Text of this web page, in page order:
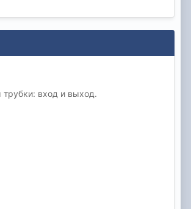
вход и выход.